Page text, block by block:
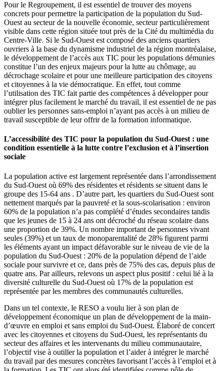
Pour le Regroupement, il est essentiel de trouver des moyens
concrets pour permettre la participation de la population du Sud-
Ouest au secteur de la nouvelle économie, secteur particulièrement
visible dans cette région située tout près de la Cité du multimédia du
Centre-Ville. Si le Sud-Ouest est composé des anciens quartiers
ouvriers à la base du dynamisme industriel de la région montréalaise,
le développement de l’accès aux TIC pour les populations démunies
constitue l’un des enjeux majeurs pour la lutte au chômage, au
décrochage scolaire et pour une meilleure participation des citoyens
et citoyennes à la vie démocratique. En effet, tout comme
l’utilisation des TIC fait partie des compétences à développer pour
intégrer plus facilement le marché du travail, il est essentiel de ne pas
oublier les personnes sans-emploi n’ayant pas accès à un milieu de
travail susceptible de leur offrir de la formation informatique.
L’accessibilité des TIC pour la population du Sud-Ouest : une
condition essentielle à la lutte contre l’exclusion et à l’insertion
sociale
La population active est largement représentée dans l’arrondissement
du Sud-Ouest où 69% des résidentes et résidents se situent dans le
groupe des 15-64 ans . D’autre part, les quartiers du Sud-Ouest sont
nettement marqués par la pauvreté et la sous-scolarisation : environ
60% de la population n’a pas complété d’études secondaires tandis
que les jeunes de 15 à 24 ans ont décroché du réseau scolaire dans
une proportion de 39%. Un nombre important de personnes vivant
seules (39%) et un taux de monoparentalité de 28% figurent parmi
les éléments ayant un impact défavorable sur le niveau de vie de la
population du Sud-Ouest : 20% de la population dépend de l’aide
sociale pour survivre et ce, dans près de 75% des cas, depuis plus de
quatre ans. Par ailleurs, relevons un aspect plus positif : celui lié à la
diversité culturelle du Sud-Ouest où 17% de la population est
représentée par les membres des communautés culturelles.
Dans un tel contexte, le RESO a voulu lier à son plan de
développement économique un plan de développement de la main-
d’œuvre en emploi et sans emploi du Sud-Ouest. Élaboré de concert
avec les citoyennes et citoyens du Sud-Ouest, les représentants du
secteur des affaires et les intervenants du milieu communautaire,
l’objectif vise à outiller la population et l’aider à intégrer le marché
du travail par des mesures concrètes favorisant l’accès à l’emploi et à